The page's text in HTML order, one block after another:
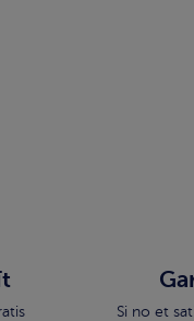
Si no et